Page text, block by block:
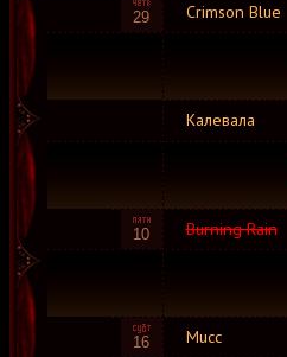
29 Crimson Blue
Калевала
10 Burning Rain
16 Mucc